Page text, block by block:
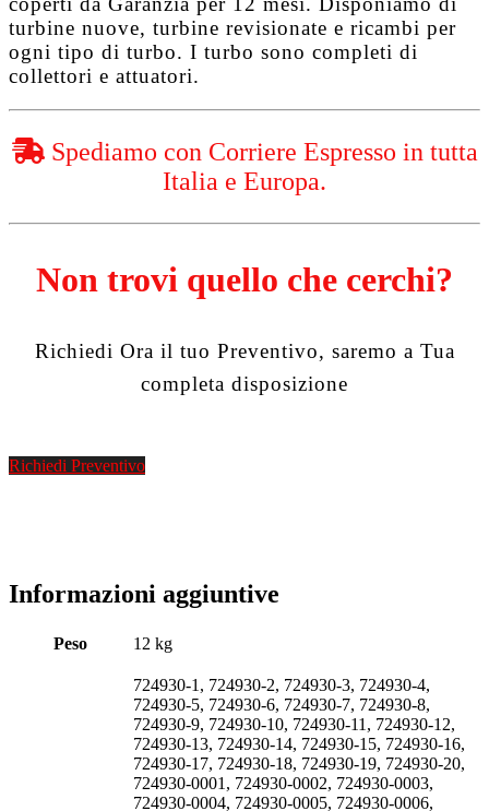
turbine nuove, turbine revisionate e ricambi per
ogni tipo di turbo. I turbo sono completi di
collettori e attuatori.
Spediamo con Corriere Espresso in tutta
Italia e Europa.
Non trovi quello che cerchi?
Richiedi Ora il tuo Preventivo, saremo a Tua
completa disposizione
Richiedi Preventivo
Informazioni aggiuntive
Peso 12 kg
724930-1, 724930-2, 724930-3, 724930-4,
724930-5, 724930-6, 724930-7, 724930-8,
724930-9, 724930-10, 724930-11, 724930-12,
724930-13, 724930-14, 724930-15, 724930-16,
724930-17, 724930-18, 724930-19, 724930-20,
724930-0001, 724930-0002, 724930-0003,
724930-0004, 724930-0005, 724930-0006,